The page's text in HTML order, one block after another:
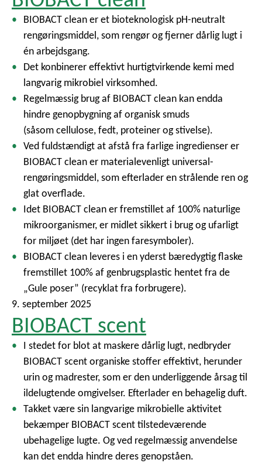
BIOBACT clean er et bioteknologisk pH-neutralt
rengøringsmiddel, som rengør og fjerner dårlig lugt i
én arbejdsgang.
Det konbinerer effektivt hurtigtvirkende kemi med
langvarig mikrobiel virksomhed.
Regelmæssig brug af BIOBACT clean kan endda
hindre genopbygning af organisk smuds
(såsom cellulose, fedt, proteiner og stivelse).
Ved fuldstændigt at afstå fra farlige ingredienser er
BIOBACT clean er materialevenligt universal-
rengøringsmiddel, som efterlader en strålende ren og
glat overflade.
Idet BIOBACT clean er fremstillet af 100% naturlige
mikroorganismer, er midlet sikkert i brug og ufarligt
for miljøet (det har ingen faresymboler).
BIOBACT clean leveres i en yderst bæredygtig flaske
fremstillet 100% af genbrugsplastic hentet fra de
„Gule poser” (recyklat fra forbrugere).
9. september 2025
BIOBACT scent
I stedet for blot at maskere dårlig lugt, nedbryder
BIOBACT scent organiske stoffer effektivt, herunder
urin og madrester, som er den underliggende årsag til
ildelugtende omgivelser. Efterlader en behagelig duft.
Takket være sin langvarige mikrobielle aktivitet
bekæmper BIOBACT scent tilstedeværende
ubehagelige lugte. Og ved regelmæssig anvendelse
kan det endda hindre deres genopståen.